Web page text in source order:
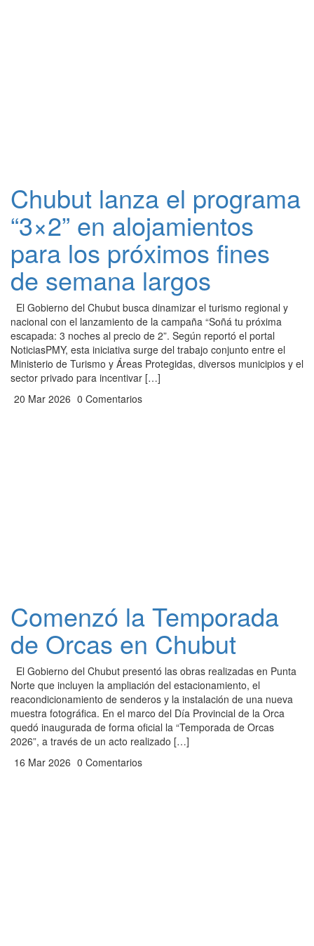
Chubut lanza el programa
“3×2” en alojamientos
para los próximos fines
de semana largos
El Gobierno del Chubut busca dinamizar el turismo regional y
nacional con el lanzamiento de la campaña “Soñá tu próxima
escapada: 3 noches al precio de 2”. Según reportó el portal
NoticiasPMY, esta iniciativa surge del trabajo conjunto entre el
Ministerio de Turismo y Áreas Protegidas, diversos municipios y el
sector privado para incentivar […]
20 Mar 2026 0 Comentarios
Comenzó la Temporada
de Orcas en Chubut
El Gobierno del Chubut presentó las obras realizadas en Punta
Norte que incluyen la ampliación del estacionamiento, el
reacondicionamiento de senderos y la instalación de una nueva
muestra fotográfica. En el marco del Día Provincial de la Orca
quedó inaugurada de forma oficial la “Temporada de Orcas
2026”, a través de un acto realizado […]
16 Mar 2026 0 Comentarios